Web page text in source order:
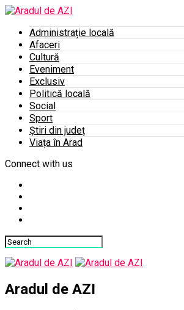
Administrație locală
Afaceri
Cultură
Eveniment
Exclusiv
Politică locală
Social
Sport
Știri din județ
Viața în Arad
Connect with us
Aradul de AZI